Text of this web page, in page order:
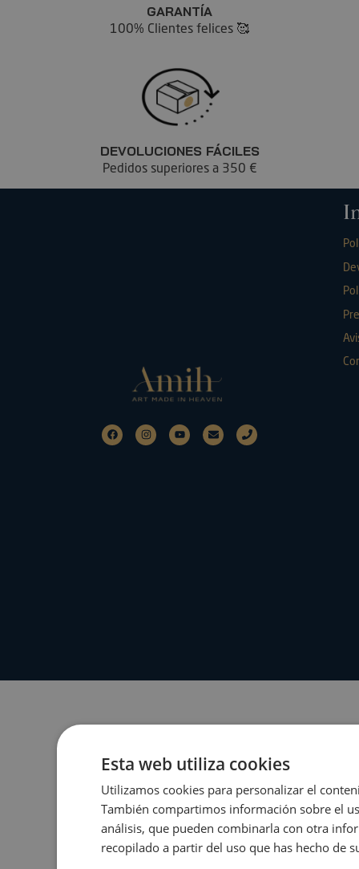
GARANTÍA
100% Clientes felices 🥰
DEVOLUCIONES FÁCILES
Pedidos superiores a 350 €
Esta web utiliza cookies
Utilizamos cookies para personalizar el
También compartimos información sobre el
análisis, que pueden combinarla con otra
recopilado a partir del uso que has hecho de